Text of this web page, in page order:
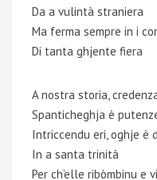
Da a vulintà straniera
Ma ferma sempre in i
Di tanta ghjente fiera
A nostra storia,
Spanticheghja è
Intriccendu eri, oghje è
In a santa trinità
Per ch’elle ribòmbinu e